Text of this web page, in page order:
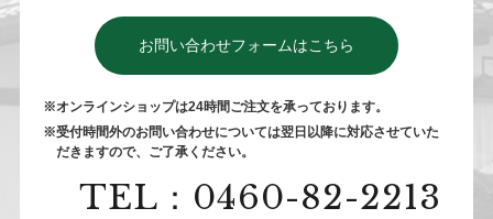
お問い合わせフォームはこちら
※オンラインショップは24時間ご注⽂を承っております。
※受付時間外のお問い合わせについては翌⽇以降に対応させていた
だきますので、ご了承ください。
TEL：0460-82-2213